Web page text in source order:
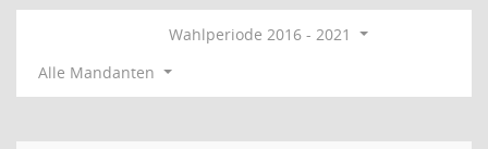
Wahlperiode 2016 - 2021
Alle Mandanten